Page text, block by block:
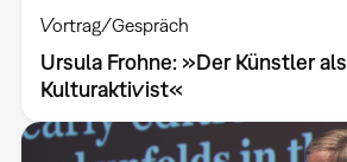
Vortrag/Gespräch
Ursula Frohne: »Der Künstler als
Kulturaktivist«